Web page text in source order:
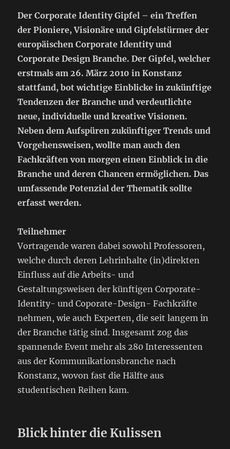
Der Corporate Identity Gipfel – ein Treffen
der Pioniere, Visionäre und Gipfelstürmer der
europäischen Corporate Identity und
Corporate Design Branche. Der Gipfel, welcher
erstmals am 26. März 2010 in Konstanz
stattfand, bot wichtige Einblicke in zukünftige
Tendenzen der Branche und verdeutlichte
neue, individuelle und kreative Visionen.
Neben dem Aufspüren zukünftiger Trends und
Vorgehensweisen, wollte man auch den
Fachkräften von morgen einen Einblick in die
Branche und deren Chancen ermöglichen. Das
umfassende Potenzial der Thematik sollte
erfasst werden.
Teilnehmer
Vortragende waren dabei sowohl Professoren,
welche durch deren Lehrinhalte (in)direkten
Einfluss auf die Arbeits- und
Gestaltungsweisen der künftigen Corporate-
Identity- und Coporate-Design- Fachkräfte
nehmen, wie auch Experten, die seit langem in
der Branche tätig sind. Insgesamt zog das
spannende Event mehr als 280 Interessenten
aus der Kommunikationsbranche nach
Konstanz, wovon fast die Hälfte aus
studentischen Reihen kam.
Blick hinter die Kulissen